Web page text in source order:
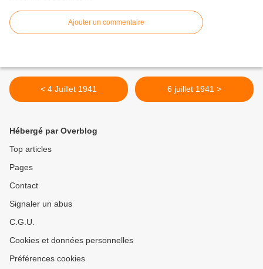
Ajouter un commentaire
< 4 Juillet 1941 6 juillet 1941 >
Hébergé par Overblog
Top articles
Pages
Contact
Signaler un abus
C.G.U.
Cookies et données personnelles
Préférences cookies